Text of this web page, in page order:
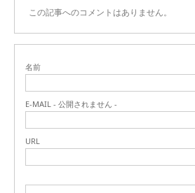
この記事へのコメントはありません。
名前
E-MAIL - 公開されません -
URL